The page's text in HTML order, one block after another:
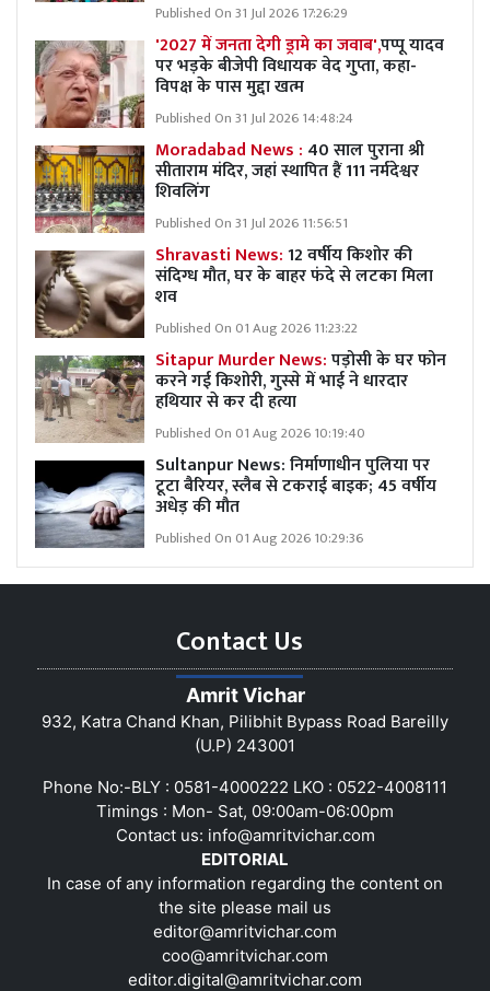
Published On 31 Jul 2026 17:26:29
'2027 में जनता देगी ड्रामे का जवाब',पप्पू यादव
पर भड़के बीजेपी विधायक वेद गुप्ता, कहा-
विपक्ष के पास मुद्दा खत्म
Published On 31 Jul 2026 14:48:24
Moradabad News : 40 साल पुराना श्री
सीताराम मंदिर, जहां स्थापित हैं 111 नर्मदेश्वर
शिवलिंग
Published On 31 Jul 2026 11:56:51
Shravasti News:12 वर्षीय किशोर की
संदिग्ध मौत, घर के बाहर फंदे से लटका मिला
शव
Published On 01 Aug 2026 11:23:22
Sitapur Murder News:पड़ोसी के घर फोन
करने गई किशोरी, गुस्से में भाई ने धारदार
हथियार से कर दी हत्या
Published On 01 Aug 2026 10:19:40
Sultanpur News: निर्माणाधीन पुलिया पर
टूटा बैरियर, स्लैब से टकराई बाइक; 45 वर्षीय
अधेड़ की मौत
Published On 01 Aug 2026 10:29:36
Contact Us
Amrit Vichar
932, Katra Chand Khan, Pilibhit Bypass Road Bareilly
(U.P) 243001
Phone No:-BLY : 0581-4000222 LKO : 0522-4008111
Timings : Mon- Sat, 09:00am-06:00pm
Contact us: info@amritvichar.com
EDITORIAL
In case of any information regarding the content on
the site please mail us
editor@amritvichar.com
coo@amritvichar.com
editor.digital@amritvichar.com